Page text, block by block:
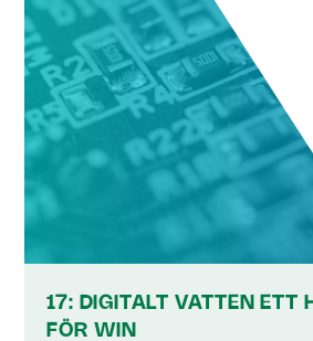
17: DIGITALT VATTEN ETT
FÖR WIN